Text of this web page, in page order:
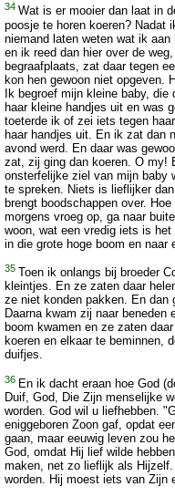
34 Wat is er mooier dan laat in
poosje te horen koeren? Nadat
niemand laten weten wat ik
en ik reed dan hier over de
begraafplaats, zat daar tegen
kon hen gewoon niet opgeven.
Ik begroef mijn kleine baby,
haar kleine handjes uit en was
toeterde ik of zei iets tegen
haar handjes uit. En ik zat dan
avond werd. En daar was
zat, zij ging dan koeren. O my!
onsterfelijke ziel van mijn baby
te spreken. Niets is lieflijker
brengt boodschappen over.
morgens vroeg op, ga naar
woon, wat een vredig iets is
in die grote hoge boom en naar
35 Toen ik onlangs bij broeder
kleintjes. En ze zaten daar
ze niet konden pakken. En dan
Daarna kwam zij naar
boom kwamen en ze zaten
koeren en elkaar te beminnen,
duifjes.
36 En ik dacht eraan hoe God
Duif, God, Die Zijn menselijke
worden. God wil u liefhebben.
eniggeboren Zoon gaf, opdat
gaan, maar eeuwig leven zou
God, omdat Hij lief wilde
maken, net zo lieflijk als
worden. Hij moest iets van Zijn